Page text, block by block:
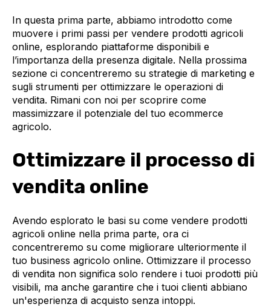
In questa prima parte, abbiamo introdotto come
muovere i primi passi per vendere prodotti agricoli
online, esplorando piattaforme disponibili e
l’importanza della presenza digitale. Nella prossima
sezione ci concentreremo su strategie di marketing e
sugli strumenti per ottimizzare le operazioni di
vendita. Rimani con noi per scoprire come
massimizzare il potenziale del tuo ecommerce
agricolo.
Ottimizzare il processo di
vendita online
Avendo esplorato le basi su come vendere prodotti
agricoli online nella prima parte, ora ci
concentreremo su come migliorare ulteriormente il
tuo business agricolo online. Ottimizzare il processo
di vendita non significa solo rendere i tuoi prodotti più
visibili, ma anche garantire che i tuoi clienti abbiano
un'esperienza di acquisto senza intoppi.